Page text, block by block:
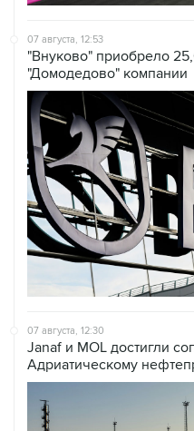
07 августа, 12:53
"Внуково" приобрело
"Домодедово" компании
07 августа, 12:30
Janaf и MOL достигли
Адриатическому